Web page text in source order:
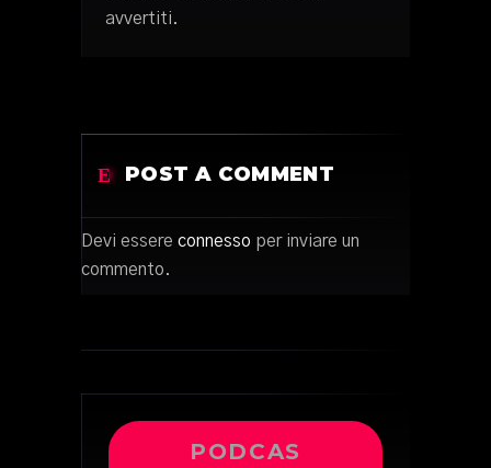
avvertiti.
POST A COMMENT
Devi essere connesso per inviare un
commento.
PODCAS